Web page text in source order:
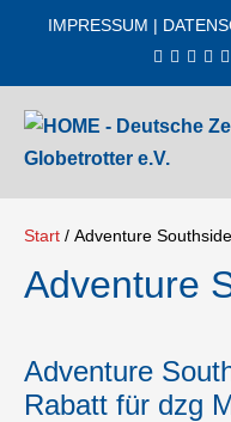
IMPRESSUM |
Start / Adventure Southside
Adventure
Adventure
Rabatt für dzg